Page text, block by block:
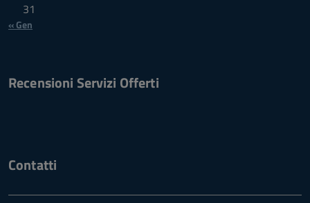
31
« Gen
Recensioni Servizi Offerti
Contatti